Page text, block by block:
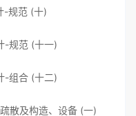
-规范 (十)
-规范 (十一)
-组合 (十二)
散及构造、设备 (一)